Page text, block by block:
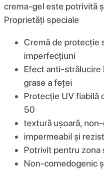
crema-gel este potrivită
Proprietăți speciale
Cremă de protecție
imperfecțiuni
Efect anti-strălucire
grase a feței
Protecție UV fiabilă
50
textură ușoară,
impermeabil și
Potrivit pentru zona
Non-comedogenic